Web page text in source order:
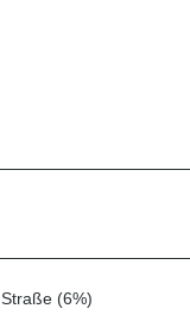
Straße (6%)